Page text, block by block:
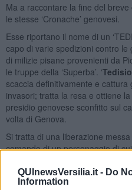
QUInewsVersilia.it - Do
Information
Ma a raccontare la fine del breve
le stesse ‘Cronache’ genovesi.
Esse riportano il nome di un
capo di varie spedizioni contro le
di milizie pisane provenienti da
le truppe della ‘Superba’. ‘
scaccia definitivamente e
invasori; tratta la resa e ottiene
presidio genovese sconfitto sul
volta di Genova.
Si tratta di una liberazione
comando di un personaggio di
e, va rimarcato, che questo
dalle stesse fonti genovesi; le
sempre veritiere.